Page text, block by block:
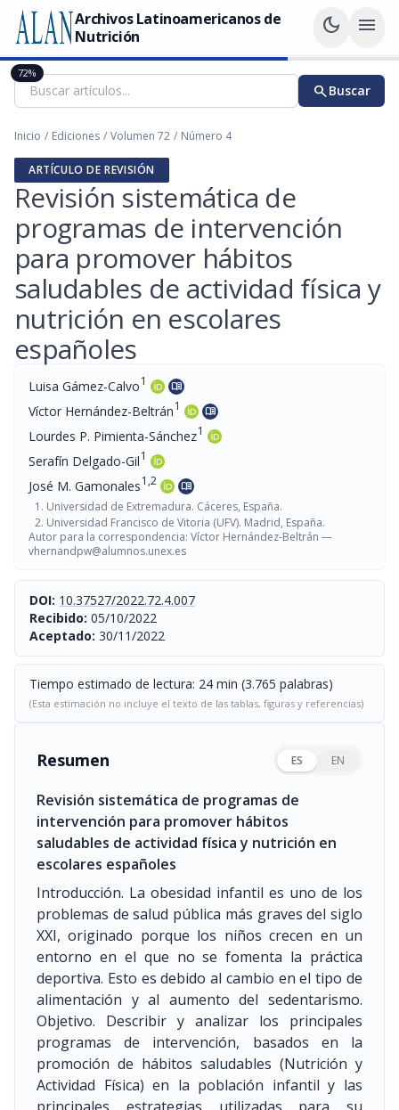
Archivos Latinoamericanos de
Nutrición
dark_mode menu
searchBuscar
Inicio / Ediciones / Volumen 72 / Número 4
ARTÍCULO DE REVISIÓN
Revisión sistemática de
programas de intervención
para promover hábitos
saludables de actividad física y
nutrición en escolares
españoles
Luisa Gámez-Calvo1 menu_book
Víctor Hernández-Beltrán1 menu_book
Lourdes P. Pimienta-Sánchez1
Serafín Delgado-Gil1
José M. Gamonales1,2 menu_book
Universidad de Extremadura. Cáceres, España.
Universidad Francisco de Vitoria (UFV). Madrid, España.
Autor para la correspondencia: Víctor Hernández-Beltrán —
vhernandpw@alumnos.unex.es
DOI: 10.37527/2022.72.4.007
Recibido: 05/10/2022
Aceptado: 30/11/2022
Tiempo estimado de lectura: 24 min (3.765 palabras)
(Esta estimación no incluye el texto de las tablas, figuras y referencias)
Resumen ES EN
Revisión sistemática de programas de
intervención para promover hábitos
saludables de actividad física y nutrición en
escolares españoles
Introducción. La obesidad infantil es uno de los
problemas de salud pública más graves del siglo
XXI, originado porque los niños crecen en un
entorno en el que no se fomenta la práctica
deportiva. Esto es debido al cambio en el tipo de
alimentación y al aumento del sedentarismo.
Objetivo. Describir y analizar los principales
programas de intervención, basados en la
promoción de hábitos saludables (Nutrición y
Actividad Física) en la población infantil y las
72%